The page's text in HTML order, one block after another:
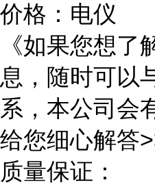
价格：电仪
《如果您想了
息，随时可以
系，本公司会
给您细心解答
质量保证：